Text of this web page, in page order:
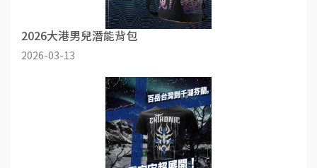
2026大港男兒潛能背包
2026-03-13